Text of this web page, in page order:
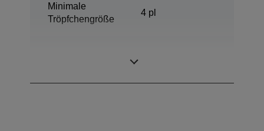
Minimale
Tröpfchengröße
4 pl